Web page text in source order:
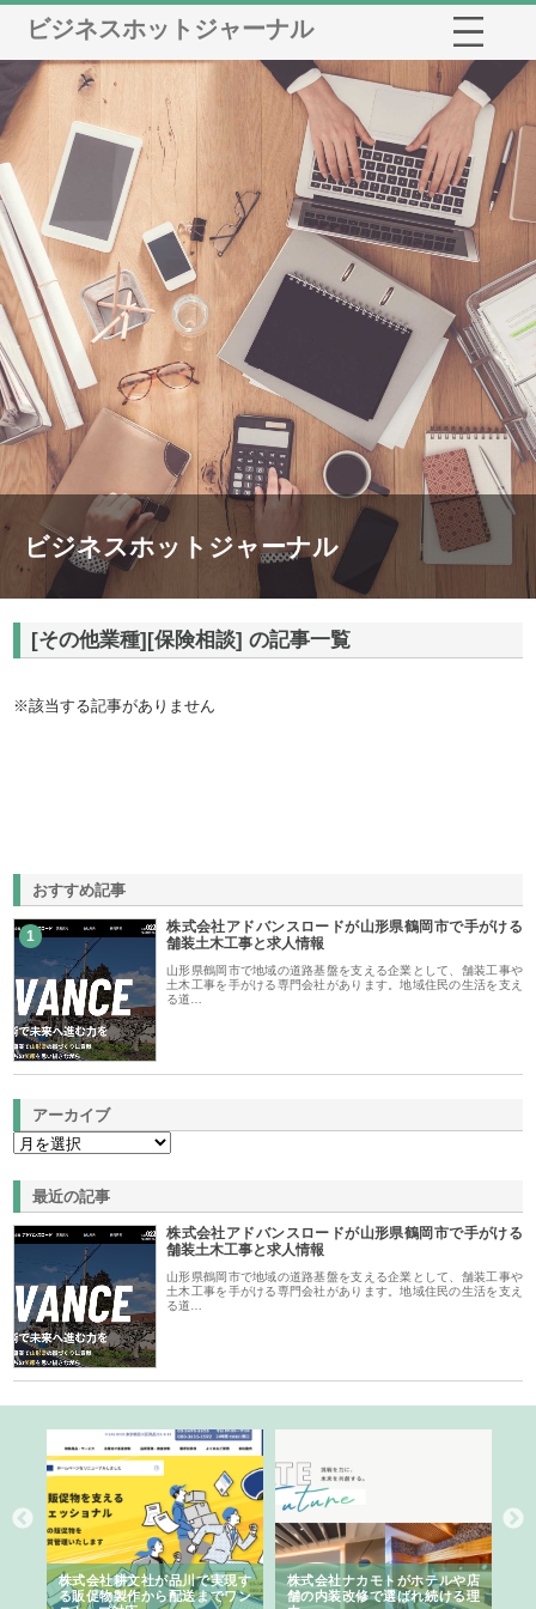
ビジネスホットジャーナル
ビジネスホットジャーナル
[その他業種][保険相談] の記事一覧
※該当する記事がありません
おすすめ記事
1
株式会社アドバンスロードが山形県鶴岡市で手がける
舗装土木工事と求人情報
山形県鶴岡市で地域の道路基盤を支える企業として、舗装工事や
土木工事を手がける専門会社があります。地域住民の生活を支え
る道…
アーカイブ
最近の記事
株式会社アドバンスロードが山形県鶴岡市で手がける
舗装土木工事と求人情報
山形県鶴岡市で地域の道路基盤を支える企業として、舗装工事や
土木工事を手がける専門会社があります。地域住民の生活を支え
る道…
株式会社耕文社が品川で実現す
る販促物製作から配送までワン
株式会社ナカモトがホテルや店
舗の内装改修で選ばれ続ける理